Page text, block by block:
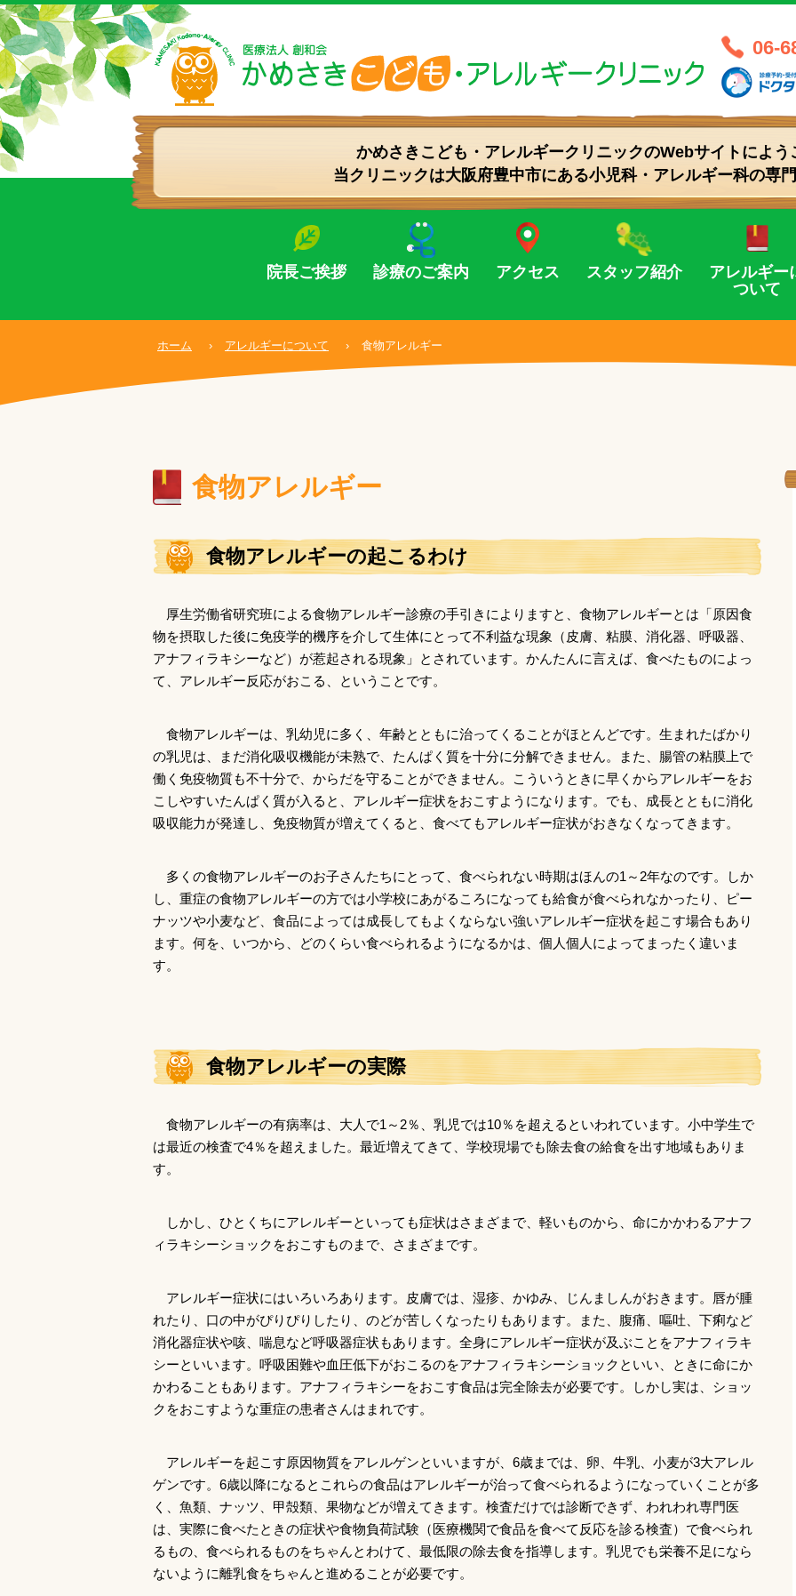
医療法人 創
06-
かめさきこども・アレルギークリニックのWebサイトによう
当クリニックは大阪府豊中市にある小児科・アレルギー科の専門
院長ご挨拶 診療のご案内 アクセス スタッフ紹介
アレルギー
ついて
ホーム › アレルギーについて › 食物アレルギー
食物アレルギー
食物アレルギーの起こるわけ
厚生労働省研究班による食物アレルギー診療の手引きによりますと、食物アレルギーとは「原因食
物を摂取した後に免疫学的機序を介して生体にとって不利益な現象（皮膚、粘膜、消化器、呼吸器、
アナフィラキシーなど）が惹起される現象」とされています。かんたんに言えば、食べたものによっ
て、アレルギー反応がおこる、ということです。
食物アレルギーは、乳幼児に多く、年齢とともに治ってくることがほとんどです。生まれたばかり
の乳児は、まだ消化吸収機能が未熟で、たんぱく質を十分に分解できません。また、腸管の粘膜上で
働く免疫物質も不十分で、からだを守ることができません。こういうときに早くからアレルギーをお
こしやすいたんぱく質が入ると、アレルギー症状をおこすようになります。でも、成長とともに消化
吸収能力が発達し、免疫物質が増えてくると、食べてもアレルギー症状がおきなくなってきます。
多くの食物アレルギーのお子さんたちにとって、食べられない時期はほんの1～2年なのです。しか
し、重症の食物アレルギーの方では小学校にあがるころになっても給食が食べられなかったり、ピー
ナッツや小麦など、食品によっては成長してもよくならない強いアレルギー症状を起こす場合もあり
ます。何を、いつから、どのくらい食べられるようになるかは、個人個人によってまったく違いま
す。
食物アレルギーの実際
食物アレルギーの有病率は、大人で1～2％、乳児では10％を超えるといわれています。小中学生で
は最近の検査で4％を超えました。最近増えてきて、学校現場でも除去食の給食を出す地域もありま
す。
しかし、ひとくちにアレルギーといっても症状はさまざまで、軽いものから、命にかかわるアナフ
ィラキシーショックをおこすものまで、さまざまです。
アレルギー症状にはいろいろあります。皮膚では、湿疹、かゆみ、じんましんがおきます。唇が腫
れたり、口の中がぴりぴりしたり、のどが苦しくなったりもあります。また、腹痛、嘔吐、下痢など
消化器症状や咳、喘息など呼吸器症状もあります。全身にアレルギー症状が及ぶことをアナフィラキ
シーといいます。呼吸困難や血圧低下がおこるのをアナフィラキシーショックといい、ときに命にか
かわることもあります。アナフィラキシーをおこす食品は完全除去が必要です。しかし実は、ショッ
クをおこすような重症の患者さんはまれです。
アレルギーを起こす原因物質をアレルゲンといいますが、6歳までは、卵、牛乳、小麦が3大アレル
ゲンです。6歳以降になるとこれらの食品はアレルギーが治って食べられるようになっていくことが多
く、魚類、ナッツ、甲殻類、果物などが増えてきます。検査だけでは診断できず、われわれ専門医
は、実際に食べたときの症状や食物負荷試験（医療機関で食品を食べて反応を診る検査）で食べられ
るもの、食べられるものをちゃんとわけて、最低限の除去食を指導します。乳児でも栄養不足になら
ないように離乳食をちゃんと進めることが必要です。